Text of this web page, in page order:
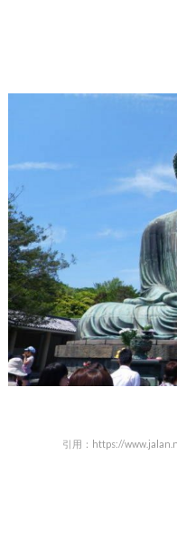
引用：https://